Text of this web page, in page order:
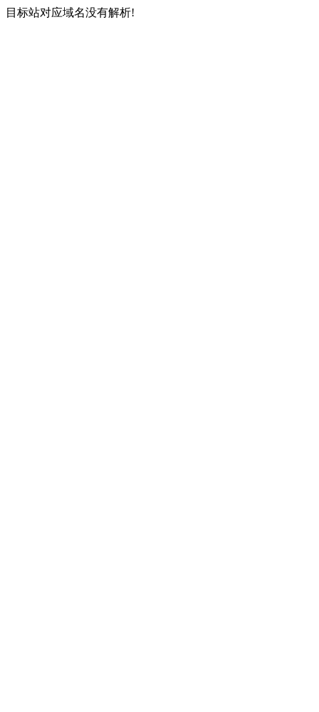
目标站对应域名没有解析!